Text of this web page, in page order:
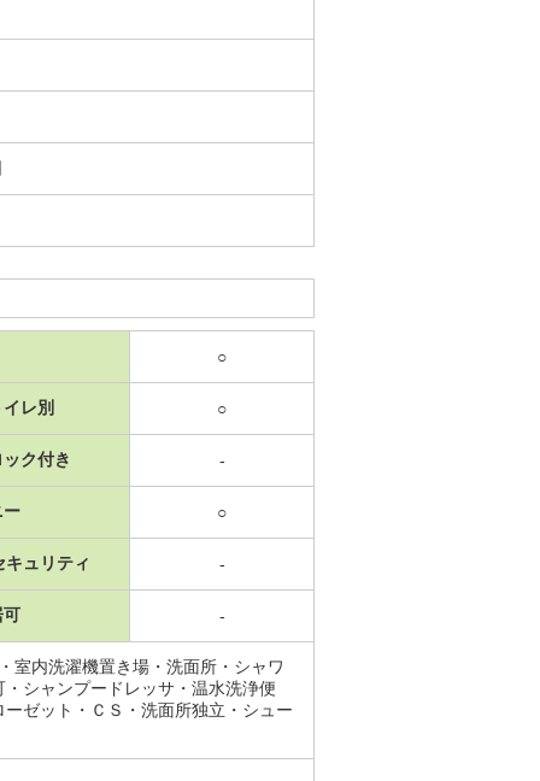
○
レ別 ○
ク付き -
ー ○
キュリティ -
可 -
室内洗濯機置き場・洗面所・シャワ
シャンプードレッサ・温水洗浄便
ゼット・ＣＳ・洗面所独立・シュー